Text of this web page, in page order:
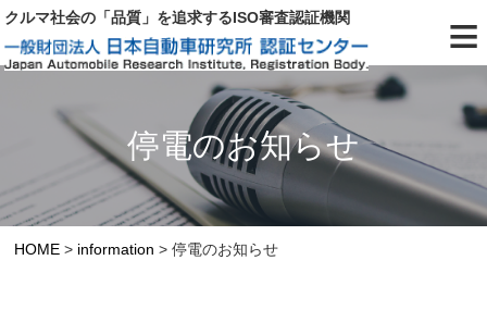
クルマ社会の「品質」を追求するISO審査認証機関 ≡
停電のお知らせ
HOME > information >停電のお知らせ